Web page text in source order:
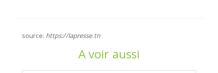
source: https://lapresse.tn
A voir aussi